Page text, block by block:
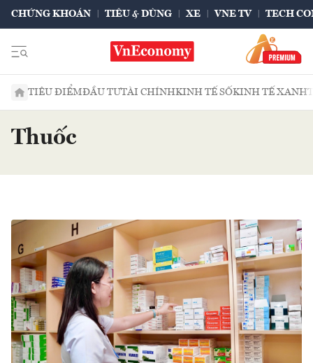
CHỨNG KHOÁN TIÊU & DÙNG XE VNE TV TECH
TIÊU ĐIỂMĐẦU TƯTÀI CHÍNHKINH TẾ SỐKINH TẾ XANH
Thuốc